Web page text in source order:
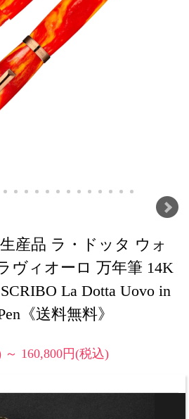
産品 ラ・ドッタ ウォ
ヴィオーロ 万年筆 14K
La Dotta Uovo in
《送料無料》
～ 160,800円(税込)